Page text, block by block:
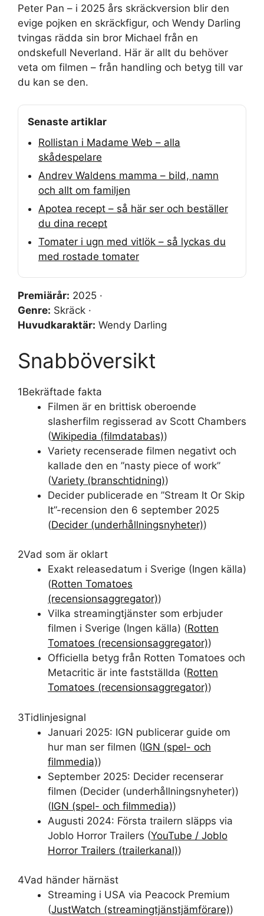
Peter Pan – i 2025 års skräckversion blir den
evige pojken en skräckfigur, och Wendy Darling
tvingas rädda sin bror Michael från en
ondskefull Neverland. Här är allt du behöver
veta om filmen – från handling och betyg till var
du kan se den.
Senaste artiklar
Rollistan i Madame Web – alla
skådespelare
Andrev Waldens mamma – bild, namn
och allt om familjen
Apotea recept – så här ser och beställer
du dina recept
Tomater i ugn med vitlök – så lyckas du
med rostade tomater
Premiärår: 2025 ·
Genre: Skräck ·
Huvudkaraktär: Wendy Darling
Snabböversikt
1Bekräftade fakta
Filmen är en brittisk oberoende
slasherfilm regisserad av Scott Chambers
(Wikipedia (filmdatabas))
Variety recenserade filmen negativt och
kallade den en ”nasty piece of work”
(Variety (branschtidning))
Decider publicerade en ”Stream It Or Skip
It”-recension den 6 september 2025
(Decider (underhållningsnyheter))
2Vad som är oklart
Exakt releasedatum i Sverige (Ingen källa)
(Rotten Tomatoes
(recensionsaggregator))
Vilka streamingtjänster som erbjuder
filmen i Sverige (Ingen källa) (Rotten
Tomatoes (recensionsaggregator))
Officiella betyg från Rotten Tomatoes och
Metacritic är inte fastställda (Rotten
Tomatoes (recensionsaggregator))
3Tidlinjesignal
Januari 2025: IGN publicerar guide om
hur man ser filmen (IGN (spel- och
filmmedia))
September 2025: Decider recenserar
filmen (Decider (underhållningsnyheter))
(IGN (spel- och filmmedia))
Augusti 2024: Första trailern släpps via
Joblo Horror Trailers (YouTube / Joblo
Horror Trailers (trailerkanal))
4Vad händer härnäst
Streaming i USA via Peacock Premium
(JustWatch (streamingtjänstjämförare))